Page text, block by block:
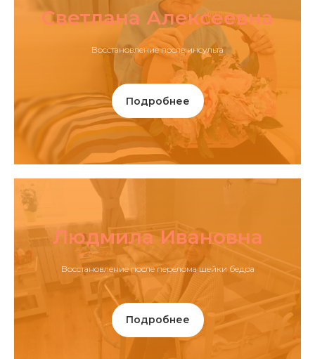
Светлана Алексеевна
Восстановление после инсульта
Подробнее
Людмила Ивановна
Восстановление после перелома шейки бедра
Подробнее